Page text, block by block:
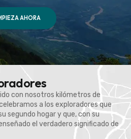
AHORA
con nosotros kilómetros de
a los exploradores que
segundo hogar y que, con su
el verdadero significado de